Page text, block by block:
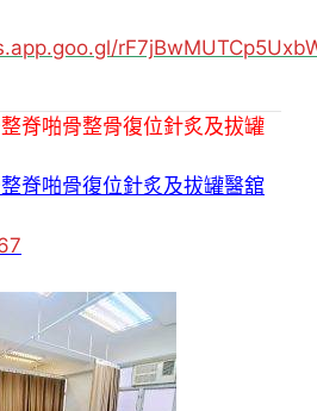
脊啪骨整骨復位針炙及拔罐
脊啪骨復位針炙及拔罐醫舘